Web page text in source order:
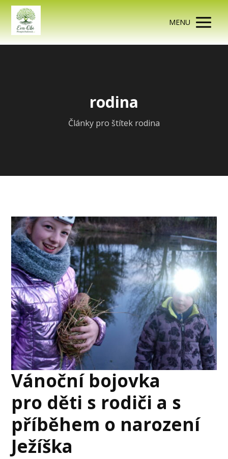
MENU
rodina
Články pro štítek rodina
Vánoční bojovka
pro děti s rodiči a s
příběhem o narození
Ježíška